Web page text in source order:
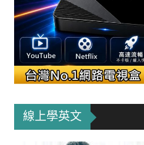
線上學英文